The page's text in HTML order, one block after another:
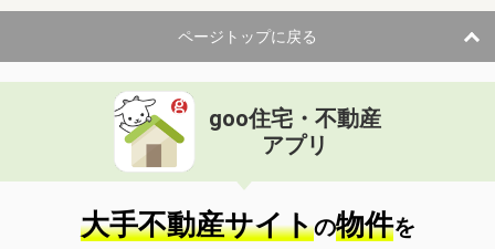
ページトップに戻る
goo住宅・不動産
アプリ
大手不動産サイトの物件を